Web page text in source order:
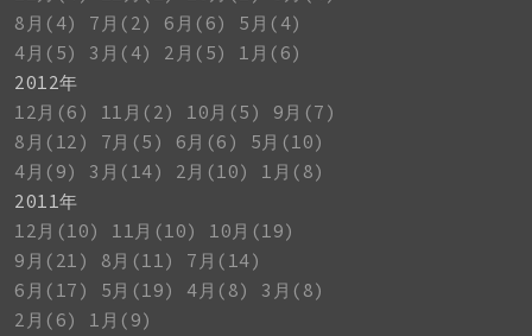
8月(4)
7月(2) 6月(6)
5月(4)
4月(5)
3月(4) 2月(5)
1月(6)
2012年
12月(6)
11月(2) 10月(5)
9月(7)
8月(12)
7月(5) 6月(6)
5月(10)
4月(9)
3月(14) 2月(10)
1月(8)
2011年
12月(10)
11月(10)
10月(19)
9月(21)
8月(11)
7月(14)
6月(17)
5月(19) 4月(8)
3月(8)
2月(6)
1月(9)